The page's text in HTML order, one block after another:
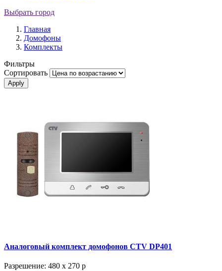
Выбрать город
Главная
Домофоны
Комплекты
Фильтры
Сортировать
Аналоговый комплект домофонов CTV DP401
Разрешение: 480 х 270 p